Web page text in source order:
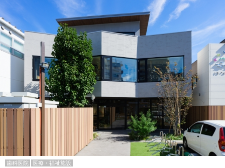
歯科医院 医療・福祉施設